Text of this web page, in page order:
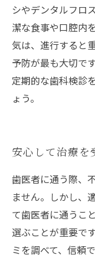
シやデンタルフロ
潔な食事や口腔内
気は、進行すると
予防が最も大切で
定期的な歯科検診
ょう。
安心して治療を
歯医者に通う際、
ません。しかし、
て歯医者に通うこ
選ぶことが重要で
ミを調べて、信頼